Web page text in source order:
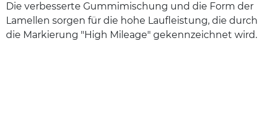
Die verbesserte Gummimischung und die Form der
Lamellen sorgen für die hohe Laufleistung, die durch
die Markierung "High Mileage" gekennzeichnet wird.